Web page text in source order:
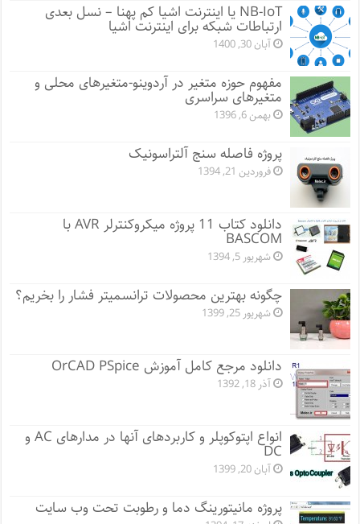
NB-IoT یا اینترنت اشیا کم پهنا – نسل بعدی
ارتباطات شبکه برای اینترنت اشیا
آبان 30, 1400
مفهوم حوزه متغیر در آردوینو-متغیرهای محلی و
متغیرهای سراسری
بهمن 6, 1396
پروژه فاصله سنج آلتراسونیک
فروردین 21, 1394
دانلود کتاب 11 پروژه میکروکنترلر AVR با
BASCOM
شهریور 5, 1394
چگونه بهترین محصولات ترانسمیتر فشار را بخریم؟
شهریور 25, 1399
دانلود مرجع کامل آموزش OrCAD PSpice
آذر 18, 1392
انواع اپتوکوپلر و کاربردهای آنها در مدارهای AC و
DC
آبان 20, 1399
پروژه مانيتورينگ دما و رطوبت تحت وب سایت